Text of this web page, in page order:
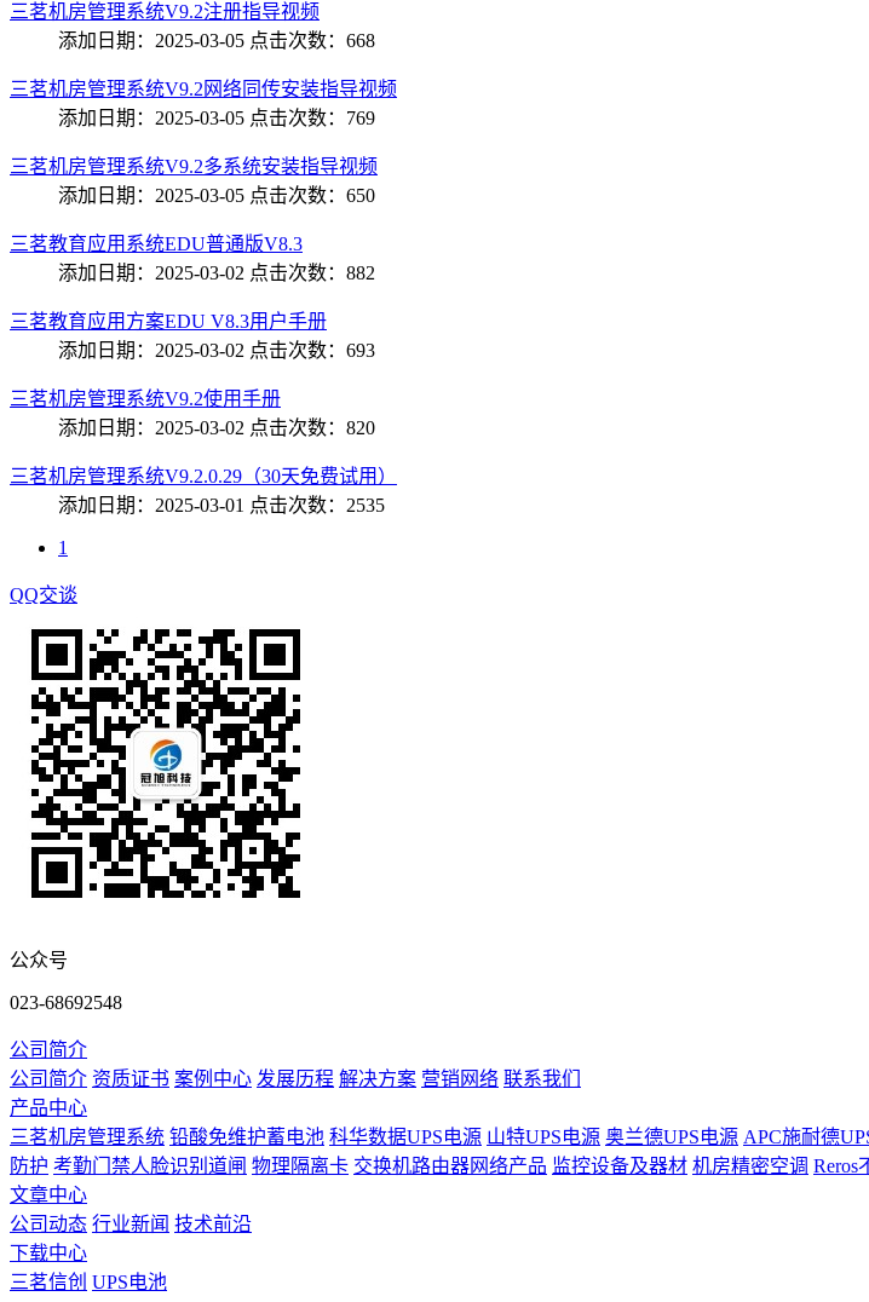
三茗机房管理系统V9.2注册指导视频
添加日期：2025-03-05 点击次数：668
三茗机房管理系统V9.2网络同传安装指导视频
添加日期：2025-03-05 点击次数：769
三茗机房管理系统V9.2多系统安装指导视频
添加日期：2025-03-05 点击次数：650
三茗教育应用系统EDU普通版V8.3
添加日期：2025-03-02 点击次数：882
三茗教育应用方案EDU V8.3用户手册
添加日期：2025-03-02 点击次数：693
三茗机房管理系统V9.2使用手册
添加日期：2025-03-02 点击次数：820
三茗机房管理系统V9.2.0.29（30天免费试用）
添加日期：2025-03-01 点击次数：2535
1
QQ交谈
公众号
023-68692548
公司简介
公司简介 资质证书 案例中心 发展历程 解决方案 营销网络 联系我们
产品中心
三茗机房管理系统 铅酸免维护蓄电池 科华数据UPS电源 山特UPS电源 奥兰德UPS电源 APC施耐德
防护 考勤门禁人脸识别道闸 物理隔离卡 交换机路由器网络产品 监控设备及器材 机房精密空调 Reros
文章中心
公司动态 行业新闻 技术前沿
下载中心
三茗信创 UPS电池